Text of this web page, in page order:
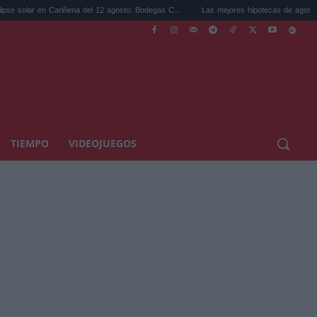
del 12 agosto: Bodegas C... Las mejores hipotecas de agosto: el TAE más
TIEMPO VIDEOJUEGOS